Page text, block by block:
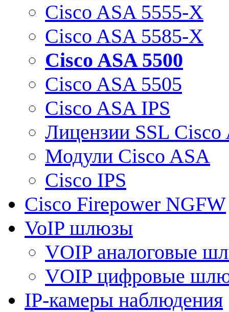
Cisco ASA 5555-X
Cisco ASA 5585-X
Cisco ASA 5500
Cisco ASA 5505
Cisco ASA IPS
Лицензии SSL Cisco
Модули Cisco ASA
Cisco IPS
Cisco Firepower NGFW
VoIP шлюзы
VOIP аналоговые
VOIP цифровые
IP-камеры наблюдения